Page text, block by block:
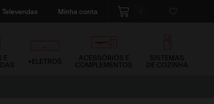
Televendas Minha conta
E
+ELETROS
ACESSÓRIOS E
COMPLEMENTOS
SISTEMAS
DE COZINHA